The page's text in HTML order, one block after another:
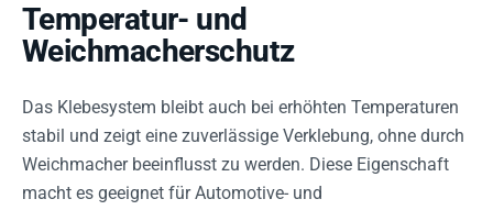
Temperatur- und
Weichmacherschutz
Das Klebesystem bleibt auch bei erhöhten Temperaturen
stabil und zeigt eine zuverlässige Verklebung, ohne durch
Weichmacher beeinflusst zu werden. Diese Eigenschaft
macht es geeignet für Automotive- und